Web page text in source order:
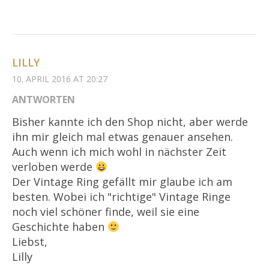
LILLY
10. APRIL 2016 AT 20:27
ANTWORTEN
Bisher kannte ich den Shop nicht, aber werde
ihn mir gleich mal etwas genauer ansehen.
Auch wenn ich mich wohl in nächster Zeit
verloben werde
Der Vintage Ring gefällt mir glaube ich am
besten. Wobei ich "richtige" Vintage Ringe
noch viel schöner finde, weil sie eine
Geschichte haben
Liebst,
Lilly